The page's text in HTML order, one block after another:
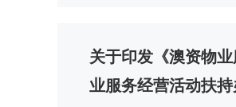
关于印发《澳资物
业服务经营活动扶